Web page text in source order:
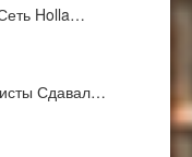
Holla…
Сдавал…